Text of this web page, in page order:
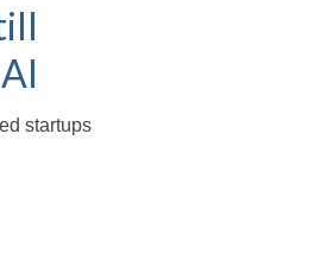
startups